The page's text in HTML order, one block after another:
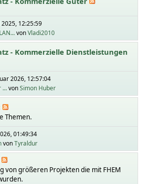
12:25:59
vonVladi2010
- Kommerzielle Dienstleistungen
2026, 12:57:04
...vonSimon Huber
Themen.
01:49:34
vonTyraldur
von größeren Projekten die mit FHEM